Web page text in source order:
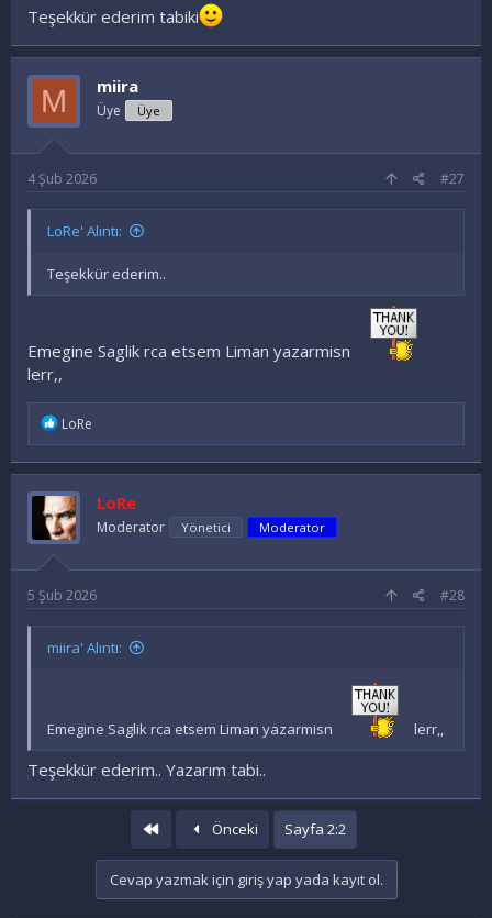
Teşekkür ederim tabiki
M miira
Üye Üye
4 Şub 2026 #27
LoRe' Alıntı:
Teşekkür ederim..
Emegine Saglik rca etsem Liman yazarmisn
lerr,,
İ
d
e
l
e
r
:
LoRe
LoRe
Moderator Yönetici Moderator
5 Şub 2026 #28
miira' Alıntı:
Emegine Saglik rca etsem Liman yazarmisn lerr,,
Teşekkür ederim.. Yazarım tabi..
Önceki Sayfa 2:2
Cevap yazmak için giriş yap yada kayıt ol.